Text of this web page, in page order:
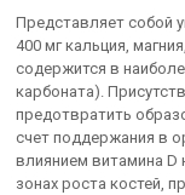
Представляет собой
400 мг кальция,
содержится в
карбоната).
предотвратить
счет поддержания в
влиянием витамина
зонах роста костей,